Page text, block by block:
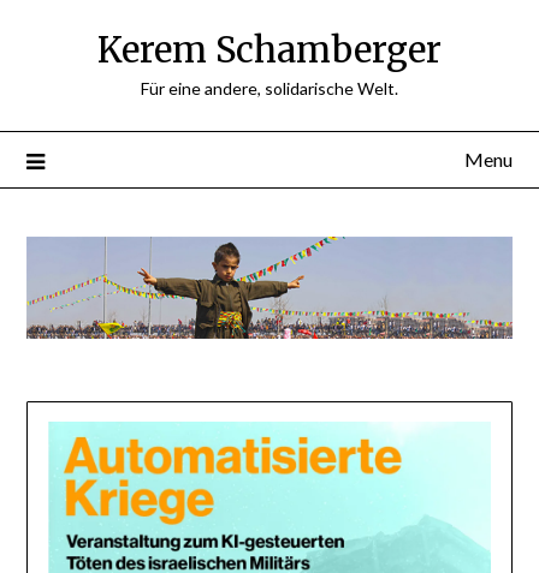
Kerem Schamberger
Für eine andere, solidarische Welt.
Menu